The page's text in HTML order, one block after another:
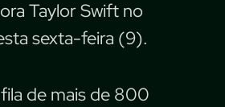
Taylor Swift no
sexta-feira (9).
de mais de 800